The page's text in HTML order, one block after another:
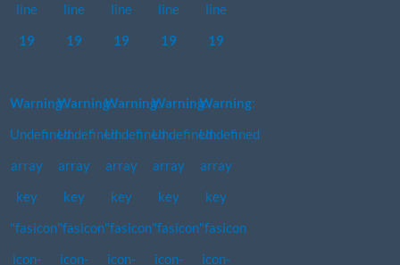
line
19
Warning:
Undefined
array
key
"fasicon
icon-
line
19
Warning:
Undefined
array
key
"fasicon
icon-
line
19
Warning:
Undefined
array
key
"fasicon
icon-
line
19
Warning:
Undefined
array
key
"fasicon
icon-
line
19
Warning:
Undefined
array
key
"fasicon
icon-